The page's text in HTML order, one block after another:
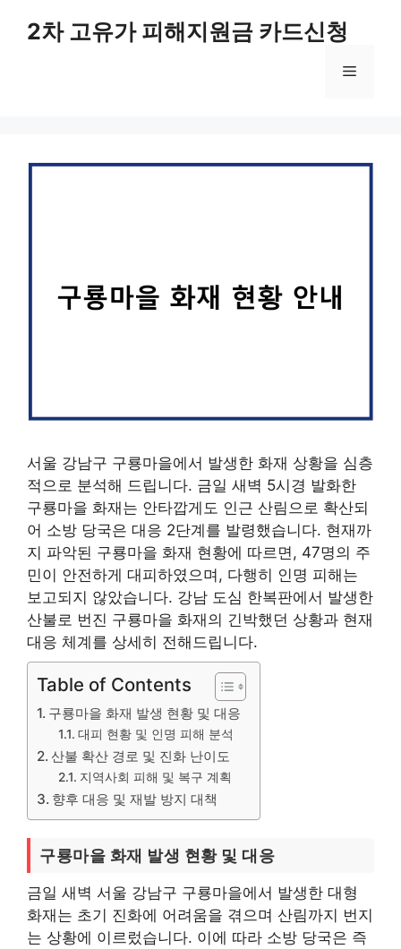
2차 고유가 피해지원금 카드신청
메
서울 강남구 구룡마을에서 발생한 화재 상황을 심층
적으로 분석해 드립니다. 금일 새벽 5시경 발화한
구룡마을 화재는 안타깝게도 인근 산림으로 확산되
어 소방 당국은 대응 2단계를 발령했습니다. 현재까
지 파악된 구룡마을 화재 현황에 따르면, 47명의 주
민이 안전하게 대피하였으며, 다행히 인명 피해는
보고되지 않았습니다. 강남 도심 한복판에서 발생한
산불로 번진 구룡마을 화재의 긴박했던 상황과 현재
대응 체계를 상세히 전해드립니다.
Table of Contents
구룡마을 화재 발생 현황 및 대응
대피 현황 및 인명 피해 분석
산불 확산 경로 및 진화 난이도
지역사회 피해 및 복구 계획
향후 대응 및 재발 방지 대책
구룡마을 화재 발생 현황 및 대응
금일 새벽 서울 강남구 구룡마을에서 발생한 대형
화재는 초기 진화에 어려움을 겪으며 산림까지 번지
는 상황에 이르렀습니다. 이에 따라 소방 당국은 즉